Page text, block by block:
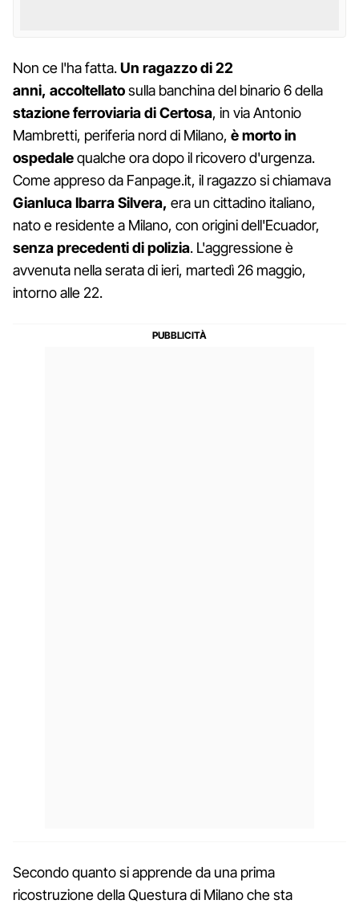
Non ce l'ha fatta.Un ragazzo di 22
anni, accoltellatosulla banchina del binario 6 della
stazione ferroviaria di Certosa, in via Antonio
Mambretti, periferia nord di Milano, è morto in
ospedalequalche ora dopo il ricovero d'urgenza.
Come appreso da Fanpage.it, il ragazzo si chiamava
Gianluca Ibarra Silvera, era un cittadino italiano,
nato e residente a Milano, con origini dell'Ecuador,
senza precedenti di polizia. L'aggressione è
avvenuta nella serata di ieri, martedì 26 maggio,
intorno alle 22.
Secondo quanto si apprende da una prima
ricostruzione della Questura di Milano che sta